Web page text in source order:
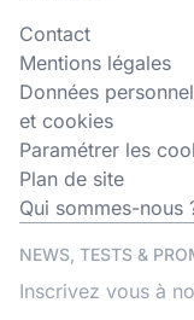
Contact
Mentions légales
Données
et cookies
Paramétrer les
Plan de site
Qui sommes-nous
NEWS, TESTS &
Inscrivez vous à